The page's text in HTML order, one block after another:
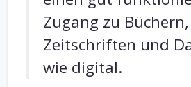
Zugang zu Büchern,
Zeitschriften und
wie digital.